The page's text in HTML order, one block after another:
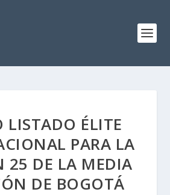
LISTADO ÉLITE
PARA LA
25 DE LA MEDIA
DE BOGOTÁ